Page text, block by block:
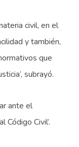
civil, en el
y también,
que
subrayó.
ante el
Código Civil’.